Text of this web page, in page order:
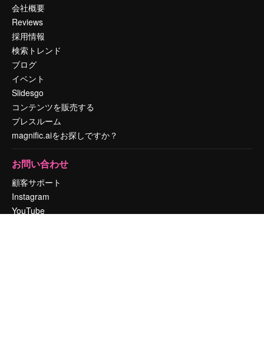
会社概要
Reviews
採用情報
検索トレンド
ブログ
イベント
Slidesgo
コンテンツを販売する
プレスルーム
magnific.aiをお探しですか？
お問い合わせ
顧客サポート
Instagram
YouTube